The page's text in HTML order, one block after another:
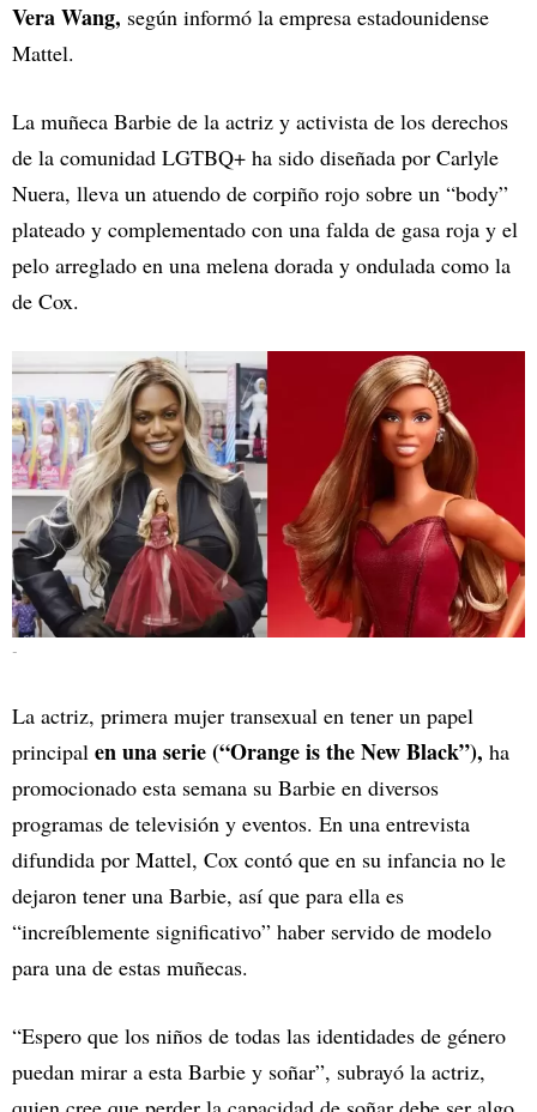
Vera Wang, según informó la empresa estadounidense
Mattel.
La muñeca Barbie de la actriz y activista de los derechos
de la comunidad LGTBQ+ ha sido diseñada por Carlyle
Nuera, lleva un atuendo de corpiño rojo sobre un “body”
plateado y complementado con una falda de gasa roja y el
pelo arreglado en una melena dorada y ondulada como la
de Cox.
-
La actriz, primera mujer transexual en tener un papel
principal en una serie (“Orange is the New Black”), ha
promocionado esta semana su Barbie en diversos
programas de televisión y eventos. En una entrevista
difundida por Mattel, Cox contó que en su infancia no le
dejaron tener una Barbie, así que para ella es
“increíblemente significativo” haber servido de modelo
para una de estas muñecas.
“Espero que los niños de todas las identidades de género
puedan mirar a esta Barbie y soñar”, subrayó la actriz,